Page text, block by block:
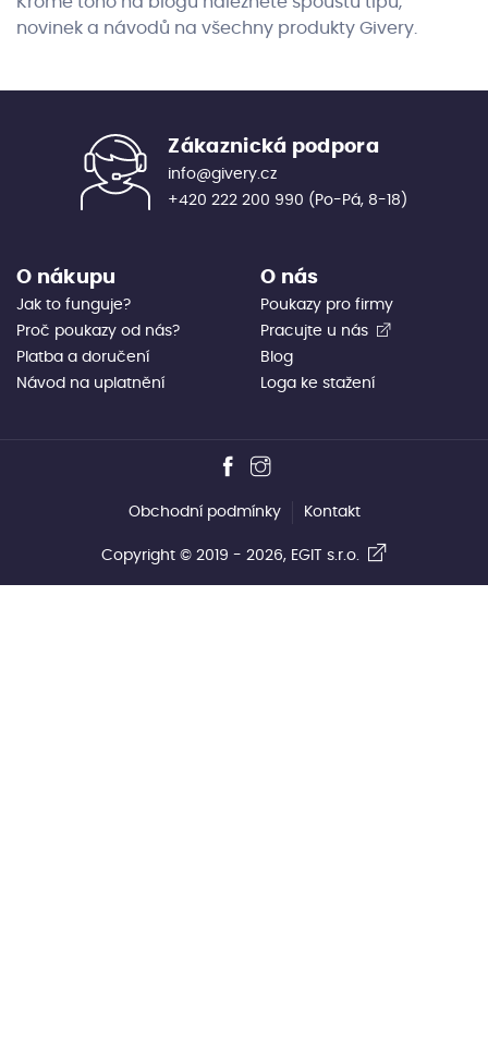
novinek a návodů na všechny produkty Givery.
O nákupu
Jak to funguje?
Proč poukazy od nás?
Platba a doručení
Návod na uplatnění
O nás
Poukazy pro firmy
Pracujte u nás
Blog
Loga ke stažení
Zákaznická podpora
info@givery.cz
+420 222 200 990 (Po-Pá, 8-18)
Obchodní podmínky Kontakt
Copyright © 2019 - 2026, EGIT s.r.o.